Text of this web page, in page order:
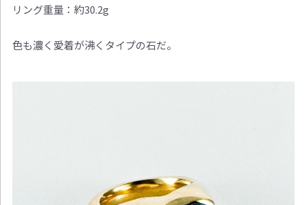
リング重量：約30.2g
色も濃く愛着が沸くタイプの石だ。